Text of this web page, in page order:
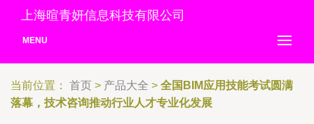
上海暄青妍信息科技有限公司
MENU
当前位置： 首页 > 产品大全 > 全国BIM应用技能考试圆满
落幕，技术咨询推动行业人才专业化发展